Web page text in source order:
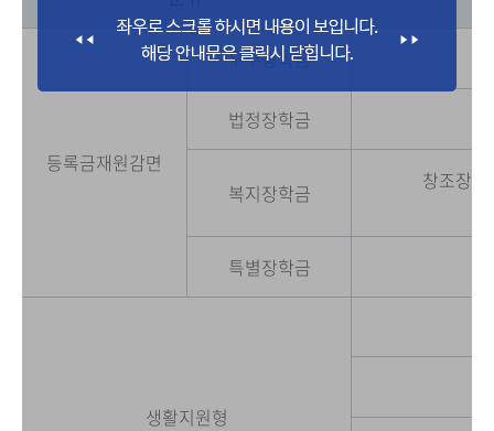
등록금재원감면
우수장학금
법정장학금
복지장학금 창조장
특별장학금
생활지원형